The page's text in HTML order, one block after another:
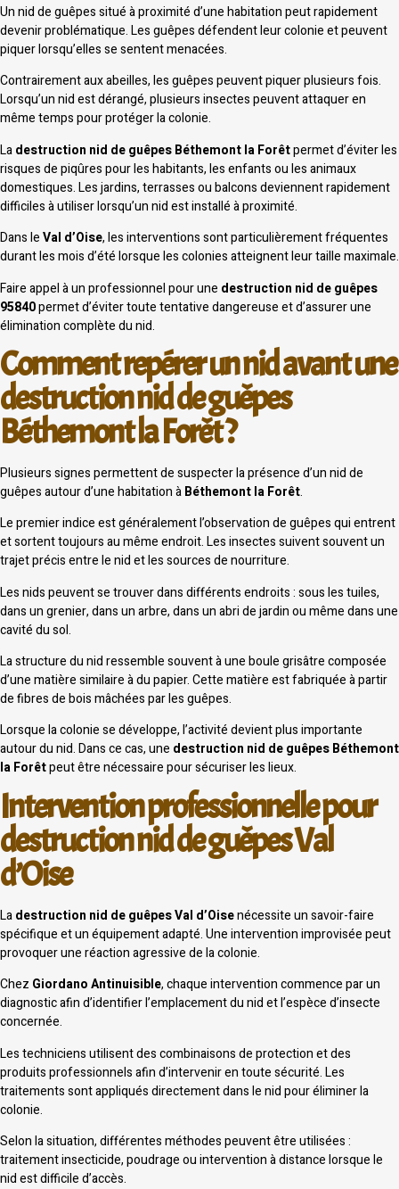
Un nid de guêpes situé à proximité d’une habitation peut rapidement
devenir problématique. Les guêpes défendent leur colonie et peuvent
piquer lorsqu’elles se sentent menacées.
Contrairement aux abeilles, les guêpes peuvent piquer plusieurs fois.
Lorsqu’un nid est dérangé, plusieurs insectes peuvent attaquer en
même temps pour protéger la colonie.
Ladestruction nid de guêpes Béthemont la Forêtpermet d’éviter les
risques de piqûres pour les habitants, les enfants ou les animaux
domestiques. Les jardins, terrasses ou balcons deviennent rapidement
difficiles à utiliser lorsqu’un nid est installé à proximité.
Dans leVal d’Oise, les interventions sont particulièrement fréquentes
durant les mois d’été lorsque les colonies atteignent leur taille maximale.
Faire appel à un professionnel pour une destruction nid de guêpes
95840permet d’éviter toute tentative dangereuse et d’assurer une
élimination complète du nid.
Comment repérer un nid avant une
destruction nid de guêpes
Béthemont la Forêt ?
Plusieurs signes permettent de suspecter la présence d’un nid de
guêpes autour d’une habitation àBéthemont la Forêt.
Le premier indice est généralement l’observation de guêpes qui entrent
et sortent toujours au même endroit. Les insectes suivent souvent un
trajet précis entre le nid et les sources de nourriture.
Les nids peuvent se trouver dans différents endroits : sous les tuiles,
dans un grenier, dans un arbre, dans un abri de jardin ou même dans une
cavité du sol.
La structure du nid ressemble souvent à une boule grisâtre composée
d’une matière similaire à du papier. Cette matière est fabriquée à partir
de fibres de bois mâchées par les guêpes.
Lorsque la colonie se développe, l’activité devient plus importante
autour du nid. Dans ce cas, une destruction nid de guêpes Béthemont
la Forêtpeut être nécessaire pour sécuriser les lieux.
Intervention professionnelle pour
destruction nid de guêpes Val
d’Oise
Ladestruction nid de guêpes Val d’Oisenécessite un savoir-faire
spécifique et un équipement adapté. Une intervention improvisée peut
provoquer une réaction agressive de la colonie.
Chez Giordano Antinuisible, chaque intervention commence par un
diagnostic afin d’identifier l’emplacement du nid et l’espèce d’insecte
concernée.
Les techniciens utilisent des combinaisons de protection et des
produits professionnels afin d’intervenir en toute sécurité. Les
traitements sont appliqués directement dans le nid pour éliminer la
colonie.
Selon la situation, différentes méthodes peuvent être utilisées :
traitement insecticide, poudrage ou intervention à distance lorsque le
nid est difficile d’accès.